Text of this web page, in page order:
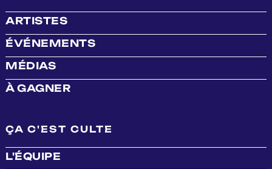
ARTISTES
ÉVÉNEMENTS
MÉDIAS
À GAGNER
ÇA C'EST CULTE
L'ÉQUIPE